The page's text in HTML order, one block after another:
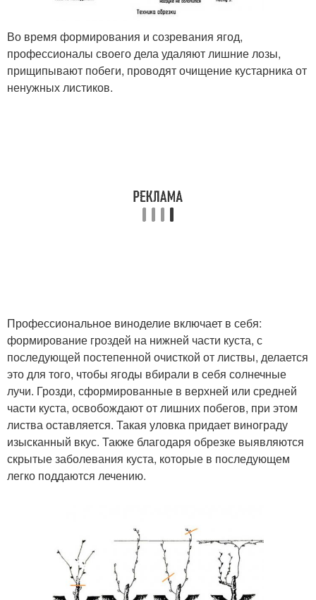
Во время формирования и созревания ягод,
профессионалы своего дела удаляют лишние лозы,
прищипывают побеги, проводят очищение кустарника от
ненужных листиков.
Профессиональное виноделие включает в себя:
формирование гроздей на нижней части куста, с
последующей постепенной очисткой от листвы, делается
это для того, чтобы ягоды вбирали в себя солнечные
лучи. Грозди, сформированные в верхней или средней
части куста, освобождают от лишних побегов, при этом
листва оставляется. Такая уловка придает винограду
изысканный вкус. Также благодаря обрезке выявляются
скрытые заболевания куста, которые в последующем
легко поддаются лечению.